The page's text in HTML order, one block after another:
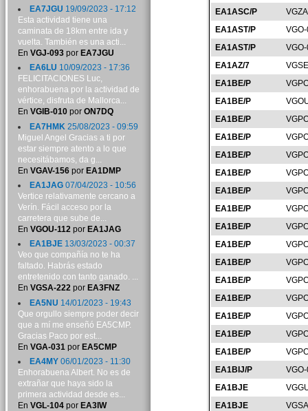
EA1ASC/P
EA1AST/P
EA1AST/P
EA1AZ/7
EA1BE/P
EA1BE/P
EA1BE/P
EA1BE/P
EA1BE/P
EA1BE/P
EA1BE/P
EA1BE/P
EA1BE/P
EA1BE/P
EA1BE/P
EA1BE/P
EA1BE/P
EA1BE/P
EA1BE/P
EA1BE/P
EA1BIJ/P
EA1BJE
EA1BJE
EA7JGU 19/09/2023 - 17:12
Esta actividad tiene una
caminata de 18km entre ida y
vuelta. También es una acti...
En VGJ-093por EA7JGU
EA6LU 10/09/2023 - 17:36
FELICITACIONES Luc,
enhorabuena por la actividad de
vértice, disfruta de Mallorca...
En VGIB-010por ON7DQ
EA7HMK 25/08/2023 - 09:59
Miguel Angel Gracias a ti por
estar siempre atento a lo que
necesitábamos, da g...
En VGAV-156por EA1DMP
EA1JAG07/04/2023 - 10:56
Vertice relativamente cercano a
Verín. Fácil acceso por la
carretera que sube de...
En VGOU-112por EA1JAG
EA1BJE13/03/2023 - 00:37
Veo que compañía no te ha
faltado. Habrás estado
entretenido con tanto ganado. ...
En VGSA-222por EA3FNZ
EA5NU 14/01/2023 - 19:43
Que orgullo siempre poder decir
que a mí me enseñó EA5CMP.
Gracias Paco por est...
En VGA-031 por EA5CMP
EA4MY06/01/2023 - 11:30
Enhorabuena Albert. No es de
extrañar que haya sido la
primera actividad desde es...
En VGL-104por EA3IW